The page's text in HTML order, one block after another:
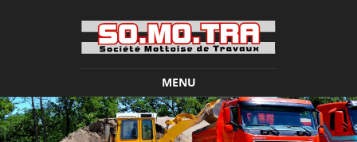
MENU
Skip to content